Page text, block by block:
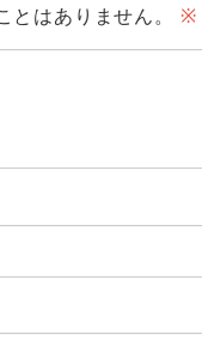
はありません。 ※